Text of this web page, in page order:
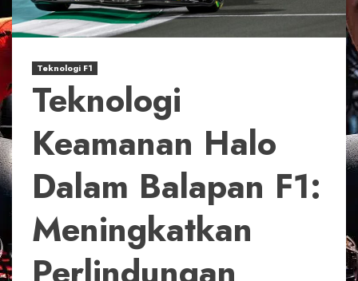
Teknologi F1
Teknologi
Keamanan Halo
Dalam Balapan F1:
Meningkatkan